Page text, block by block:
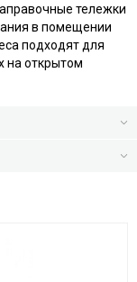
тележки
в помещении
подходят для
на открытом